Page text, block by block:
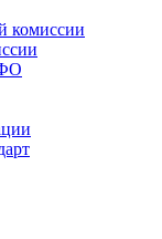
комиссии